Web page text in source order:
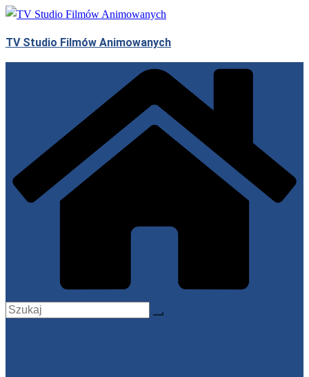
Przejdź
treści
TV Studio Filmów Animowanych